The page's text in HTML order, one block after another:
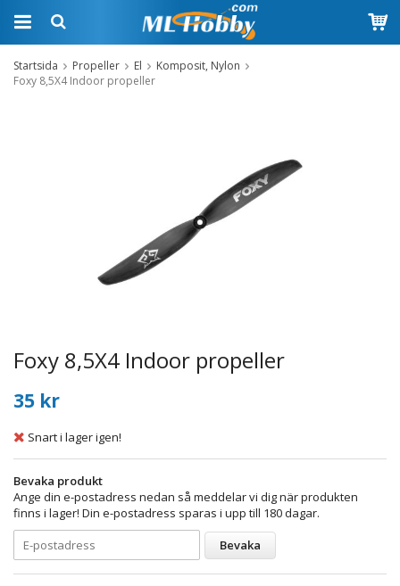
Startsida Propeller El
Komposit, Nylon
Foxy 8,5X4 Indoor propeller
Foxy 8,5X4 Indoor propeller
35 kr
Snart i lager igen!
Bevaka produkt
Ange din e-postadress nedan så meddelar vi dig när produkten
finns i lager! Din e-postadress sparas i upp till 180 dagar.
Bevaka